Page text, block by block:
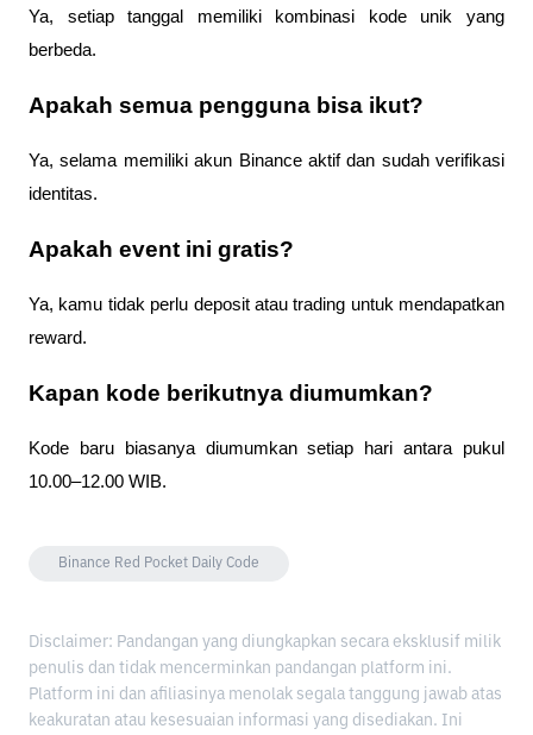
Ya, setiap tanggal memiliki kombinasi kode unik yang
berbeda.
Apakah semua pengguna bisa ikut?
Ya, selama memiliki akun Binance aktif dan sudah verifikasi
identitas.
Apakah event ini gratis?
Ya, kamu tidak perlu deposit atau trading untuk mendapatkan
reward.
Kapan kode berikutnya diumumkan?
Kode baru biasanya diumumkan setiap hari antara pukul
10.00–12.00 WIB.
Binance Red Pocket Daily Code
Disclaimer: Pandangan yang diungkapkan secara eksklusif milik
penulis dan tidak mencerminkan pandangan platform ini.
Platform ini dan afiliasinya menolak segala tanggung jawab atas
keakuratan atau kesesuaian informasi yang disediakan. Ini